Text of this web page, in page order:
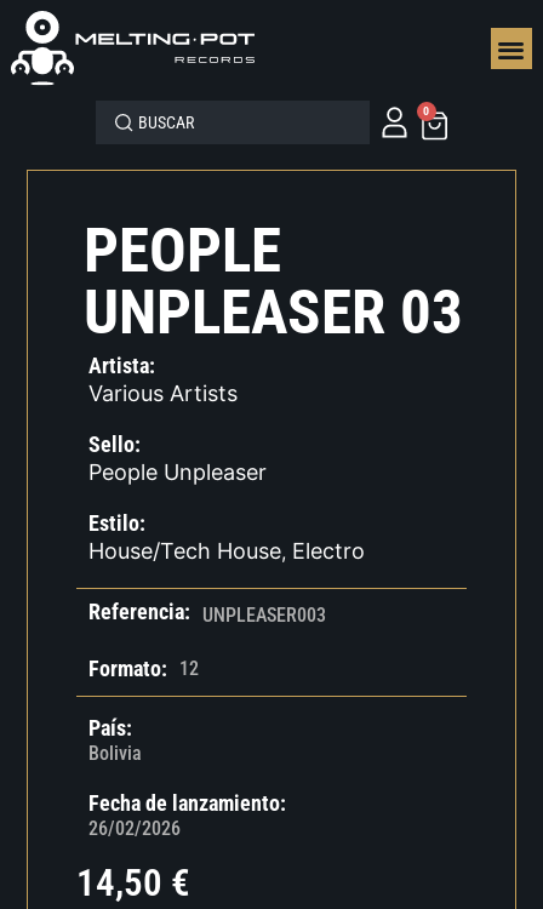
0
PEOPLE
UNPLEASER 03
Artista:
Various Artists
Sello:
People Unpleaser
Estilo:
House/Tech House, Electro
Referencia: UNPLEASER003
Formato: 12
País:
Bolivia
Fecha de lanzamiento:
26/02/2026
14,50 €